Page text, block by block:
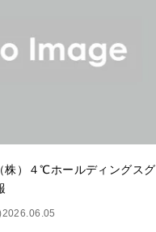
）４℃ホールディングスグ
2026.06.05